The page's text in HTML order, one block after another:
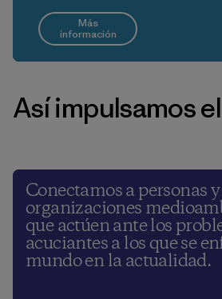
Más
información
Así impulsamos
Conectamos a personas y
organizaciones
que actúen ante los
acuciantes a los que se
mundo en la actualidad.